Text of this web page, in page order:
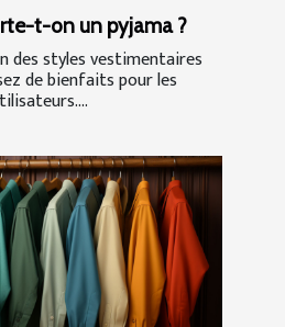
t-on un pyjama ?
des styles vestimentaires
de bienfaits pour les